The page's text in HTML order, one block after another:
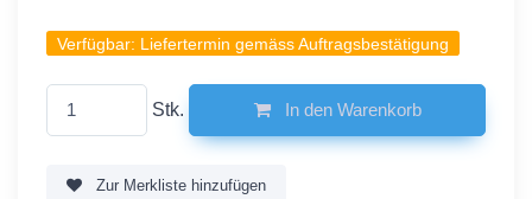
Verfügbar: Liefertermin gemäss Auftragsbestätigung
Stk. In den Warenkorb
Zur Merkliste hinzufügen